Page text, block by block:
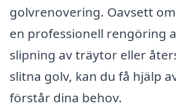
golvrenovering. Oavsett
en professionell rengöring
slipning av träytor eller
slitna golv, kan du få hjälp
förstår dina behov.